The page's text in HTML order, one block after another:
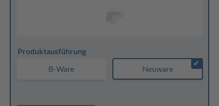
Produktausführung
B-Ware
✔
Neuware